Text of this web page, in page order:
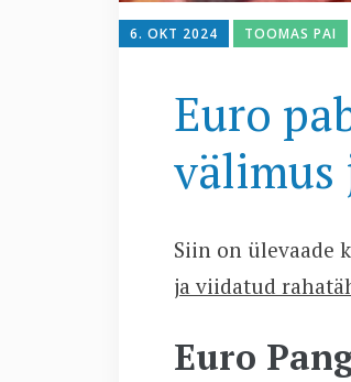
6. OKT 2024 TOOMAS PAI
Euro
välimus
Siin on ülevaade
ja viidatud
Euro